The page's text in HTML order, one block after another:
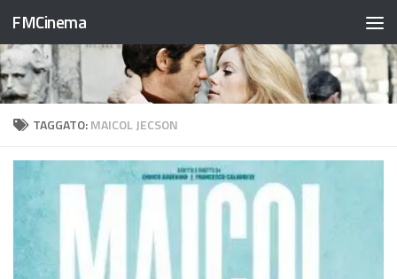
Salta al contenuto
FMCinema
TAGGATO:MAICOL JECSON